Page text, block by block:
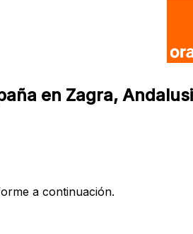
en Zagra,
a continuación.